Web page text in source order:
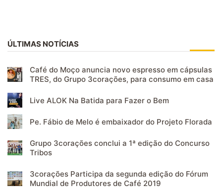
ÚLTIMAS NOTÍCIAS
Café do Moço anuncia novo espresso em cápsulas
TRES, do Grupo 3corações, para consumo em casa
Live ALOK Na Batida para Fazer o Bem
Pe. Fábio de Melo é embaixador do Projeto Florada
Grupo 3corações conclui a 1ª edição do Concurso
Tribos
3corações Participa da segunda edição do Fórum
Mundial de Produtores de Café 2019